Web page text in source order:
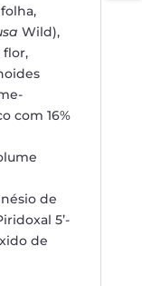
Wild),
flor,
com 16%
de
5’-
de